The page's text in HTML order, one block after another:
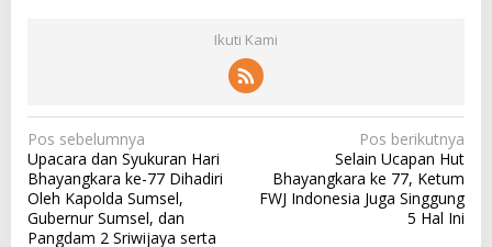
Ikuti Kami
N
a
v
i
Pos sebelumnya
Upacara dan Syukuran Hari
Bhayangkara ke-77 Dihadiri
Oleh Kapolda Sumsel,
Gubernur Sumsel, dan
Pangdam 2 Sriwijaya serta
Pos berikutnya
Selain Ucapan Hut
Bhayangkara ke 77, Ketum
FWJ Indonesia Juga Singgung
5 Hal Ini